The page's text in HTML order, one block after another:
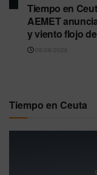
Tiempo en
AEMET
y viento flojo
08/08/2026
Tiempo en Ceuta